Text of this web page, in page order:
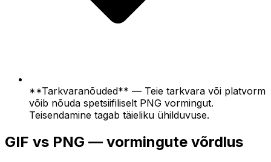
**Tarkvaranõuded** — Teie tarkvara või platvorm
võib nõuda spetsiifiliselt PNG vormingut.
Teisendamine tagab täieliku ühilduvuse.
GIF vs PNG — vormingute võrdlus